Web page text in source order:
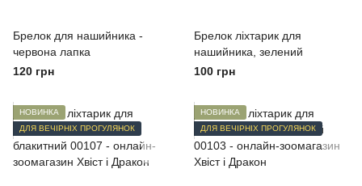
Брелок для нашийника -
червона лапка
120 грн
Брелок ліхтарик для
нашийника, зелений
100 грн
НОВИНКА
ДЛЯ ВЕЧІРНІХ ПРОГУЛЯНОК
НОВИНКА
ДЛЯ ВЕЧІРНІХ ПРОГУЛЯНОК